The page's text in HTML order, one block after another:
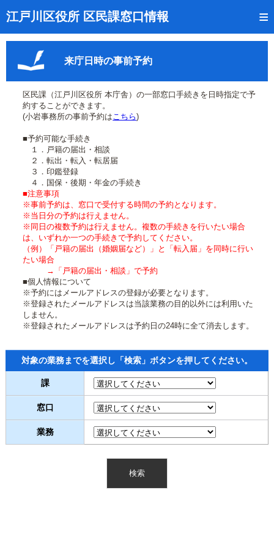
江戸川区役所 区民課窓口情報
トップページ
受付番号の呼出状況確認
証明書の交付状況確認
呼出状況のメール通知登録
来庁日時の事前予約
事前予約の確認・取消
混雑予想カレンダー
本サイトのご利用案内
来庁日時の事前予約
区民課（江戸川区役所 本庁舎）の一部窓口手続きを日時指定で予
約することができます。
(小岩事務所の事前予約はこちら)
■予約可能な手続き
１．戸籍の届出・相談
２．転出・転入・転居届
３．印鑑登録
４．国保・後期・年金の手続き
■注意事項
※事前予約は、窓口で受付する時間の予約となります。
※当日分の予約は行えません。
※同日の複数予約は行えません。複数の手続きを行いたい場合
は、いずれか一つの手続きで予約してください。
（例）「戸籍の届出（婚姻届など）」と「転入届」を同時に行い
たい場合
→「戸籍の届出・相談」で予約
■個人情報について
※予約にはメールアドレスの登録が必要となります。
※登録されたメールアドレスは当該業務の目的以外には利用いた
しません。
※登録されたメールアドレスは予約日の24時に全て消去します。
対象の業務までを選択し「検索」ボタンを押してください。
課
窓口
業務